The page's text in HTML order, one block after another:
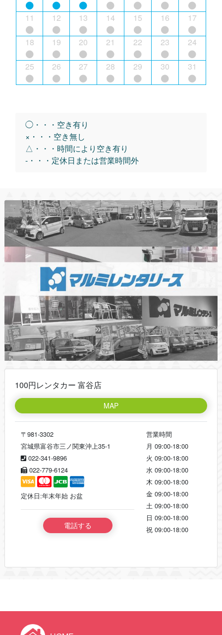
11 12 13 14 15 16 17
18 19 20 21 22 23 24
25 26 27 28 29 30 31
◯・・・空き有り
×・・・空き無し
△・・・時間により空き有り
-・・・定休日または営業時間外
100円レンタカー 富谷店
MAP
〒981-3302
宮城県富谷市三ノ関東沖上35-1
022-341-9896
022-779-6124
定休日:年末年始 お盆
電話する
営業時間
月 09:00-18:00
火 09:00-18:00
水 09:00-18:00
木 09:00-18:00
金 09:00-18:00
土 09:00-18:00
日 09:00-18:00
祝 09:00-18:00